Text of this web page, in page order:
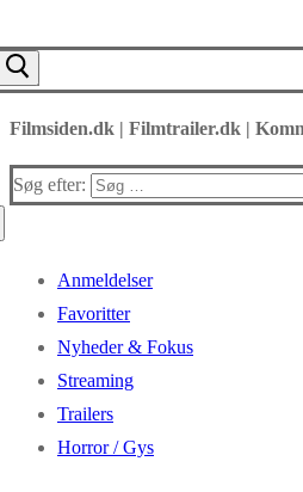
Filmsiden.dk | Filmtrailer.dk |
Søg efter:
Anmeldelser
Favoritter
Nyheder & Fokus
Streaming
Trailers
Horror / Gys